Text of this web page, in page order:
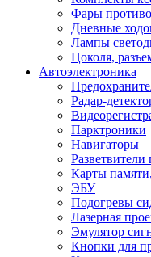
Фары
Дневные
Лампы
Цоколя,
Автоэлектроника
Радар-
Парктроники
Навигаторы
Разветвители
Карты
ЭБУ
Подогревы
Лазерная
Эмулятор
Кнопки для